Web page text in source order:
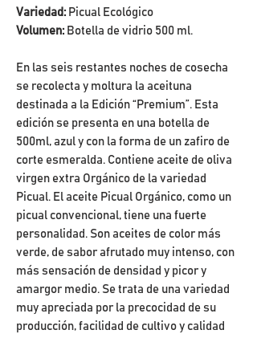
Variedad: Picual Ecológico
Volumen: Botella de vidrio 500 ml.
En las seis restantes noches de cosecha
se recolecta y moltura la aceituna
destinada a la Edición “Premium”. Esta
edición se presenta en una botella de
500ml, azul y con la forma de un zafiro de
corte esmeralda. Contiene aceite de oliva
virgen extra Orgánico de la variedad
Picual. El aceite Picual Orgánico, como un
picual convencional, tiene una fuerte
personalidad. Son aceites de color más
verde, de sabor afrutado muy intenso, con
más sensación de densidad y picor y
amargor medio. Se trata de una variedad
muy apreciada por la precocidad de su
producción, facilidad de cultivo y calidad